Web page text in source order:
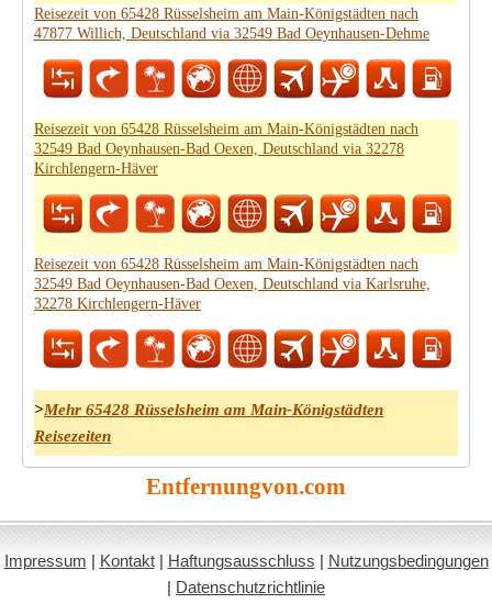
Reisezeit von 65428 Rüsselsheim am Main-Königstädten nach
47877 Willich, Deutschland via 32549 Bad Oeynhausen-Dehme
Reisezeit von 65428 Rüsselsheim am Main-Königstädten nach
32549 Bad Oeynhausen-Bad Oexen, Deutschland via 32278
Kirchlengern-Häver
Reisezeit von 65428 Rüsselsheim am Main-Königstädten nach
32549 Bad Oeynhausen-Bad Oexen, Deutschland via Karlsruhe,
32278 Kirchlengern-Häver
>Mehr 65428 Rüsselsheim am Main-Königstädten
Reisezeiten
Entfernungvon.com
Impressum | Kontakt| Haftungsausschluss | Nutzungsbedingungen
| Datenschutzrichtlinie